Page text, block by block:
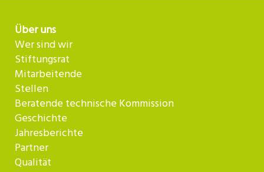
Über uns
Wer sind wir
Stiftungsrat
Mitarbeitende
Stellen
Beratende technische Kommission
Geschichte
Jahresberichte
Partner
Qualität